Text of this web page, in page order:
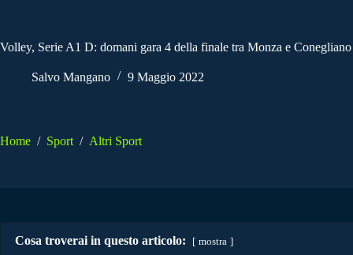
Volley, Serie A1 D: domani gara 4 della finale tra Monza e Conegliano
Salvo Mangano 9 Maggio 2022
Home / Sport / Altri Sport
Cosa troverai in questo articolo: mostra